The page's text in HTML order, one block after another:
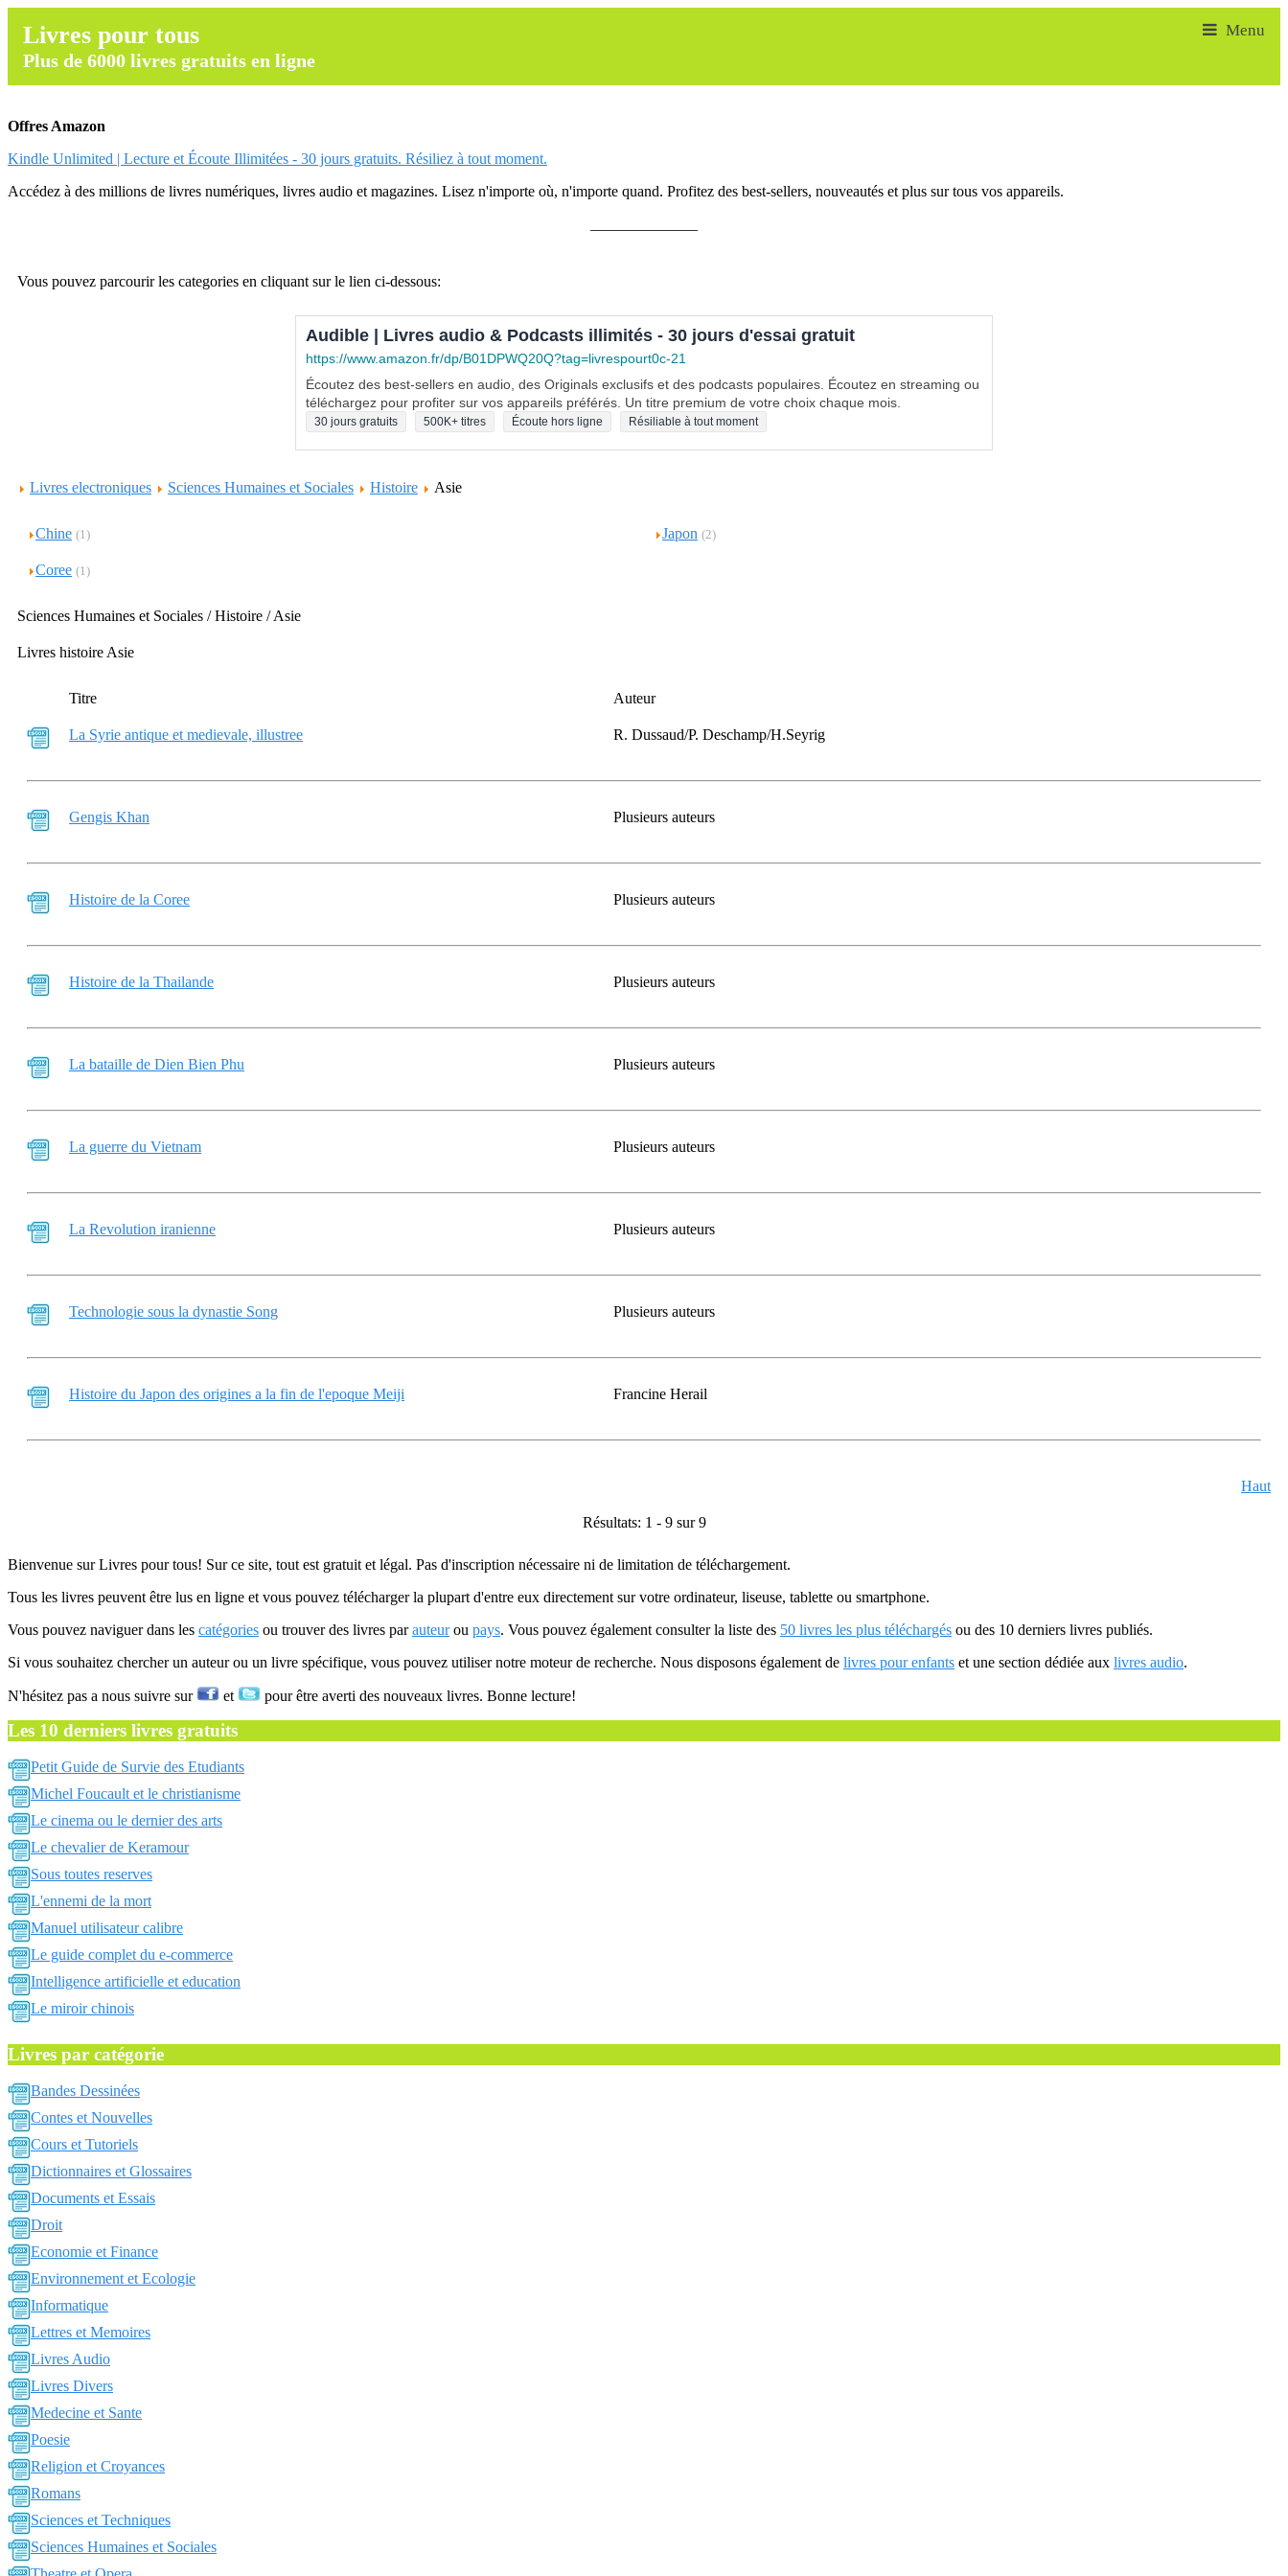
Livres pour tous
Plus de 6000 livres gratuits en ligne
Offres Amazon
Kindle Unlimited | Lecture et Écoute Illimitées - 30 jours gratuits. Résiliez à tout moment.
Accédez à des millions de livres numériques, livres audio et magazines. Lisez n'importe où, n'importe quand. Profitez des best-sellers, nouveautés et plus sur tous vos appareils.
Vous pouvez parcourir les categories en cliquant sur le lien ci-dessous:
Audible | Livres audio & Podcasts illimités - 30 jours d'essai gratuit
https://www.amazon.fr/dp/B01DPWQ20Q?tag=livrespourt0c-21
Écoutez des best-sellers en audio, des Originals exclusifs et des podcasts populaires. Écoutez en streaming ou
téléchargez pour profiter sur vos appareils préférés. Un titre premium de votre choix chaque mois.
30 jours gratuits 500K+ titres Écoute hors ligne Résiliable à tout moment
Livres electroniques Sciences Humaines et Sociales Histoire Asie
Chine (1) Japon (2)
Coree (1)
Sciences Humaines et Sociales / Histoire / Asie
Livres histoire Asie
Titre Auteur
La Syrie antique et medievale, illustree R. Dussaud/P. Deschamp/H.Seyrig
Gengis Khan Plusieurs auteurs
Histoire de la Coree Plusieurs auteurs
Histoire de la Thailande Plusieurs auteurs
La bataille de Dien Bien Phu Plusieurs auteurs
La guerre du Vietnam Plusieurs auteurs
La Revolution iranienne Plusieurs auteurs
Technologie sous la dynastie Song Plusieurs auteurs
Histoire du Japon des origines a la fin de l'epoque Meiji Francine Herail
Haut
Résultats: 1 - 9 sur 9
Bienvenue sur Livres pour tous! Sur ce site, tout est gratuit et légal. Pas d'inscription nécessaire ni de limitation de téléchargement.
Tous les livres peuvent être lus en ligne et vous pouvez télécharger la plupart d'entre eux directement sur votre ordinateur, liseuse, tablette ou smartphone.
Vous pouvez naviguer dans les catégories ou trouver des livres parauteurou pays. Vous pouvez également consulter la liste des 50 livres les plus téléchargés ou des 10 derniers livres publiés.
Si vous souhaitez chercher un auteur ou un livre spécifique, vous pouvez utiliser notre moteur de recherche. Nous disposons également de livres pour enfants et une section dédiée aux livres audio.
N'hésitez pas a nous suivre sur et pour être averti des nouveaux livres. Bonne lecture!
Les 10 derniers livres gratuits
Petit Guide de Survie des Etudiants
Michel Foucault et le christianisme
Le cinema ou le dernier des arts
Le chevalier de Keramour
Sous toutes reserves
L'ennemi de la mort
Manuel utilisateur calibre
Le guide complet du e-commerce
Intelligence artificielle et education
Le miroir chinois
Livres par catégorie
Bandes Dessinées
Contes et Nouvelles
Cours et Tutoriels
Dictionnaires et Glossaires
Documents et Essais
Droit
Economie et Finance
Environnement et Ecologie
Informatique
Lettres et Memoires
Livres Audio
Livres Divers
Medecine et Sante
Poesie
Religion et Croyances
Romans
Sciences et Techniques
Sciences Humaines et Sociales